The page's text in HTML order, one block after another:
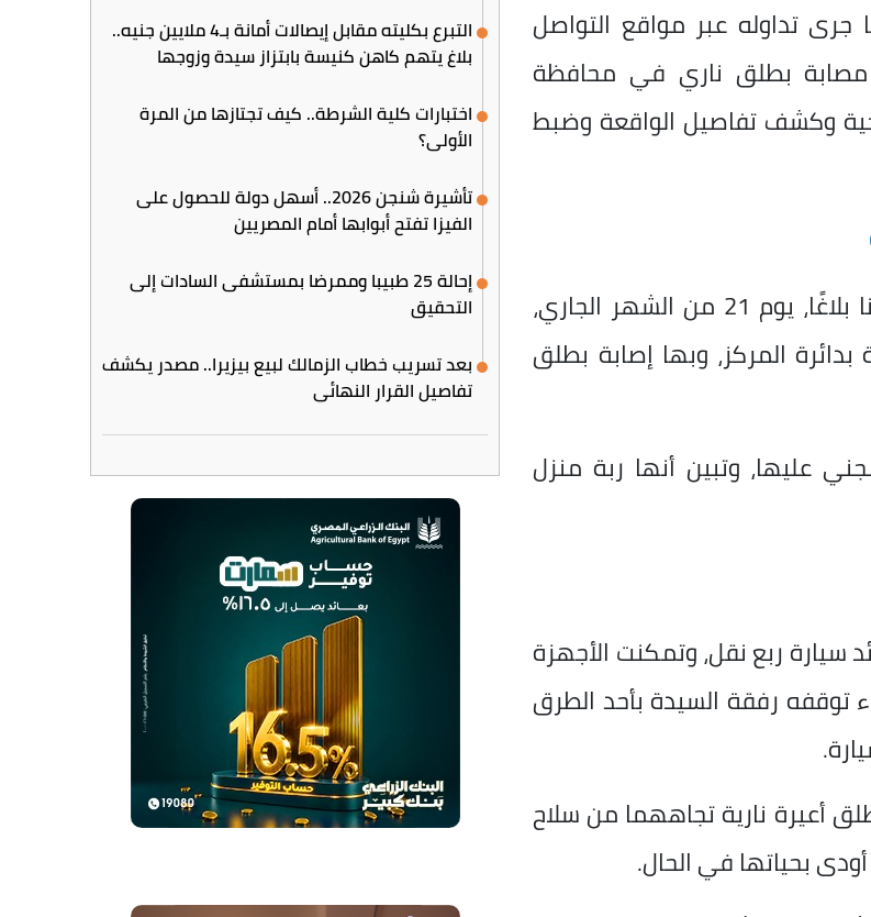
جرى تداوله عبر مواقع التواصل
مصابة بطلق ناري في محافظة
وكشف تفاصيل الواقعة وضبط
تعود تفاصيل الواقعة إلى تلقي مركز شرطة قويسنا بلاغًا، يوم 21 من الشهر الجاري،
المركز، وبها إصابة بطلق
عليها، وتبين أنها ربة منزل
سيارة ربع نقل، وتمكنت الأجهزة
توقفه رفقة السيدة بأحد الطرق
أعيرة نارية تجاههما من سلاح
بحياتها في الحال.
التبرع بكليته مقابل إيصالات أمانة بـ4 ملايين جنيه..
بلاغ يتهم كاهن كنيسة بابتزاز سيدة وزوجها
اختبارات كلية الشرطة.. كيف تجتازها من المرة
الأولى؟
تأشيرة شنجن 2026.. أسهل دولة للحصول على
الفيزا تفتح أبوابها أمام المصريين
إحالة 25 طبيبا وممرضا بمستشفى السادات إلى
التحقيق
بعد تسريب خطاب الزمالك لبيع بيزيرا.. مصدر يكشف
تفاصيل القرار النهائي